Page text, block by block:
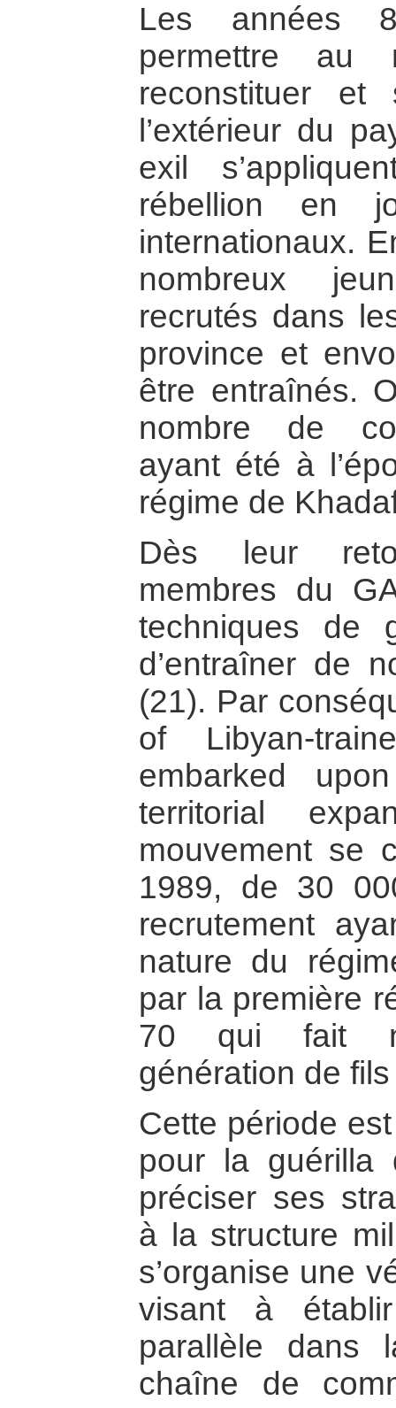
Les années
permettre au
reconstituer et
l’extérieur du
exil
rébellion en
internationaux.
nombreux
recrutés dans
province et
être entraînés.
nombre de
ayant été à
régime de
Dès leur
membres du
techniques de
d’entraîner de
(21). Par
of Libyan-
embarked
territorial
mouvement se
1989, de 30
recrutement
nature du
par la première
70 qui fait
génération de
Cette période
pour la guérilla
préciser ses
à la structure
s’organise une
visant à
parallèle dans
chaîne de